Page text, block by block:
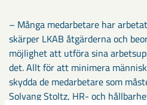
– Många medarbetare har
skärper LKAB åtgärderna och
möjlighet att utföra sina
det. Allt för att minimera
skydda de medarbetare som
Solvang Stoltz, HR- och